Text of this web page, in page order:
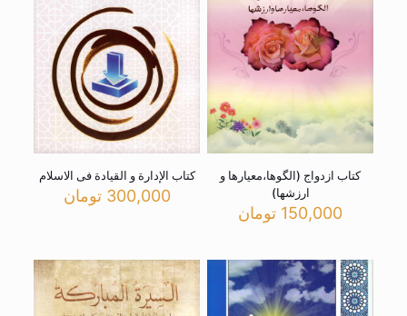
کتاب ازدواج (الگوها،معیارها و
ارزشها)
150,000 تومان
کتاب الإدارة و القیادة فی الاسلام
300,000 تومان